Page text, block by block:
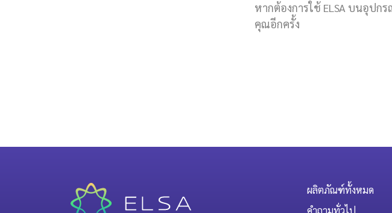
หากต้องการใช้ ELSA บนอุปก
คุณอีกครั้ง
ผลิตภัณฑ์ทั้งหมด
คำถามทั่วไป